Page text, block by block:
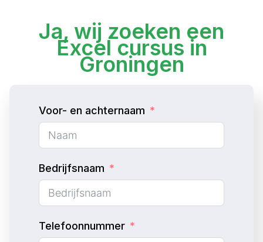
Ja, wij zoeken een
Excel cursus in
Groningen
Voor- en achternaam
Bedrijfsnaam
Telefoonnummer